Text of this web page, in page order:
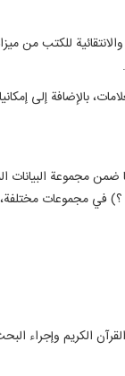
للكتب من
بالإضافة إلى
مجموعة البيانات
في مجموعات
الكريم وإجراء